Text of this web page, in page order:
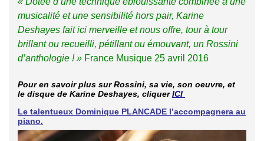
musicalité et une sensibilité hors pair, Karine
Deshayes fait ici merveille etnous offre, tour à tour
brillant ou recueilli, pétillant ou émouvant, un Rossini
d’anthologie ! » France Musique 25 avril 2016
Pour en savoir plus surRossini, sa vie, son oeuvre, et
le disque de Karine Deshayes, cliquerICI
Le talentueux Dominique PLANCADE l’accompagnera au
piano.